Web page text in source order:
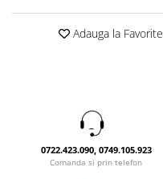
Instrumente pastorale
Consiliere
Instrumente teologice
Alte studii
Oglinda
Pix+Semn de carte
Accesorii birou
Tablouri din lemn
Alte suveniruri
Carti postale
Carti postale
Adauga la Favorite
0722.423.090, 0749.105.923
Comanda si prin telefon